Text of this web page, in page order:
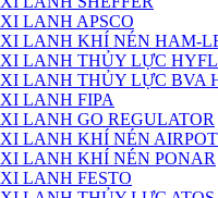
XI LANH APSCO
XI LANH KHÍ NÉN HAM-
XI LANH THỦY LỰC
XI LANH THỦY LỰC BVA
XI LANH FIPA
XI LANH GO REGULATOR
XI LANH KHÍ NÉN AIRPOT
XI LANH KHÍ NÉN PONAR
XI LANH FESTO